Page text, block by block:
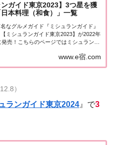
ンガイド東京2023】3つ星を獲
本料理（和食）」一覧
なグルメガイド『ミシュランガイド』
ミシュランガイド東京2023】が2022年
売！こちらのページではミシュラン東
した。ミシュラン東京2023「日本料理」
ガイド東京2023」で...
www.e宿.com
）
ランガイド東京2024 』で3